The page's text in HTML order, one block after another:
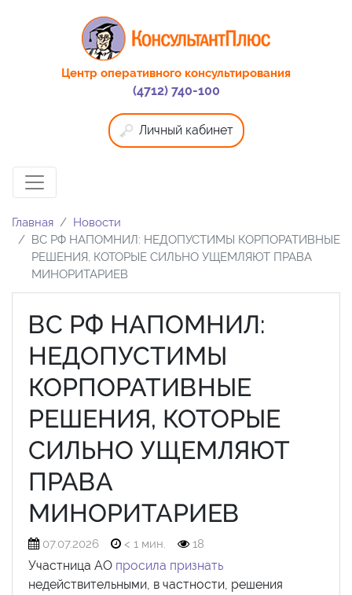
Центр оперативного консультирования
(4712) 740-100
Личный кабинет
Главная
Новости
ВС РФ НАПОМНИЛ: НЕДОПУСТИМЫ КОРПОРАТИВНЫЕ
РЕШЕНИЯ, КОТОРЫЕ СИЛЬНО УЩЕМЛЯЮТ ПРАВА
МИНОРИТАРИЕВ
ВС РФ НАПОМНИЛ:
НЕДОПУСТИМЫ
КОРПОРАТИВНЫЕ
РЕШЕНИЯ, КОТОРЫЕ
СИЛЬНО УЩЕМЛЯЮТ
ПРАВА
МИНОРИТАРИЕВ
07.07.2026 < 1 мин. 18
Участница АО просила признать
недействительными, в частности, решения